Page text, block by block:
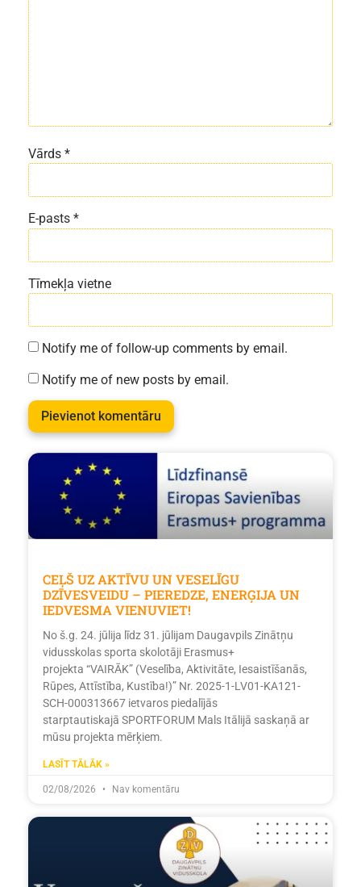
Vārds *
E-pasts *
Tīmekļa vietne
Notify me of follow-up comments by email.
Notify me of new posts by email.
CEĻŠ UZ AKTĪVU UN VESELĪGU
DZĪVESVEIDU – PIEREDZE, ENERĢIJA UN
IEDVESMA VIENUVIET!
No š.g. 24. jūlija līdz 31. jūlijam Daugavpils Zinātņu
vidusskolas sporta skolotāji Erasmus+
projekta “VAIRĀK” (Veselība, Aktivitāte, Iesaistīšanās,
Rūpes, Attīstība, Kustība!)” Nr. 2025-1-LV01-KA121-
SCH-000313667 ietvaros piedalījās
starptautiskajā SPORTFORUM Mals Itālijā saskaņā ar
mūsu projekta mērķiem.
LASĪT TĀLĀK »
02/08/2026 Nav komentāru